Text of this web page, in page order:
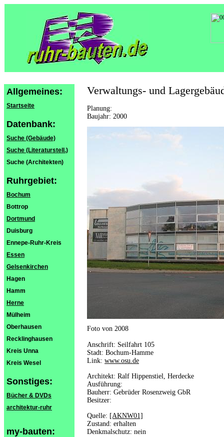
Allgemeines:
Startseite
Datenbank:
Suche (Gebäude)
Suche (Literaturstell.)
Suche (Architekten)
Ruhrgebiet:
Bochum
Bottrop
Dortmund
Duisburg
Ennepe-Ruhr-Kreis
Essen
Gelsenkirchen
Hagen
Hamm
Herne
Mülheim
Oberhausen
Recklinghausen
Kreis Unna
Kreis Wesel
Sonstiges:
Bücher & DVDs
architektur-ruhr
my-bauten:
Verwaltungs- und
Planung:
Baujahr: 2000
Foto von 2008
Anschrift: Seilfahrt 105
Stadt: Bochum-Hamme
Link: www.osu.de
Architekt: Ralf Hippenstiel, Herdecke
Ausführung:
Bauherr: Gebrüder Rosenzweig GbR
Besitzer:
Quelle: [AKNW01]
Zustand: erhalten
Denkmalschutz: nein